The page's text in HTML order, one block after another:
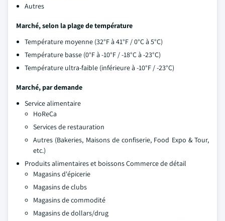
Autres
Marché, selon la plage de température
Température moyenne (32°F à 41°F / 0°C à 5°C)
Température basse (0°F à -10°F / -18°C à -23°C)
Température ultra-faible (inférieure à -10°F / -23°C)
Marché, par demande
Service alimentaire
HoReCa
Services de restauration
Autres (Bakeries, Maisons de confiserie, Food Expo & Tour,
etc.)
Produits alimentaires et boissons Commerce de détail
Magasins d'épicerie
Magasins de clubs
Magasins de commodité
Magasins de dollars/drug